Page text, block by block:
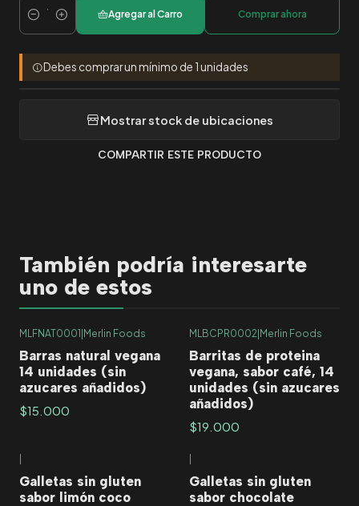
Cantidad
Agregar al Carro Comprar ahora
Debes comprar un mínimo de 1 unidades
Mostrar stock de ubicaciones
COMPARTIR ESTE PRODUCTO
También podría interesarte
uno de estos
MLFNAT0001 Merlin Foods
Barras natural vegana
14 unidades (sin
azucares añadidos)
$15.000
MLBCPR0002 Merlin Foods
Barritas de proteina
vegana, sabor café, 14
unidades (sin azucares
añadidos)
$19.000
Galletas sin gluten
sabor limón coco
Galletas sin gluten
sabor chocolate